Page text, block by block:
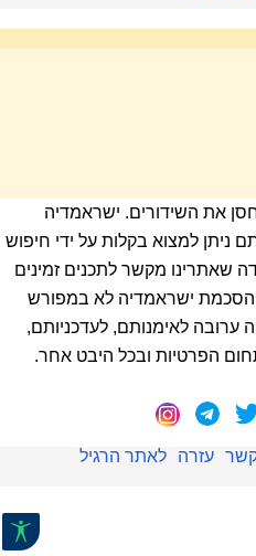
את השידורים. ישראמדיה
ניתן למצוא בקלות על ידי חיפוש
שאתרינו מקשר לתכנים זמינים
הסכמת ישראמדיה לא במפורש
ערובה לאימנותם, לעדכניותם,
הפרטיות ובכל היבט אחר.
עזרה
לאתר הרגיל